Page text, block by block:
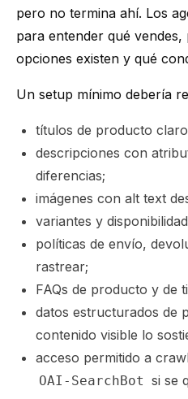
pero no termina ahí. Los
para entender qué vendes,
opciones existen y qué
Un setup mínimo debería
títulos de producto
descripciones con
diferencias;
imágenes con alt text
variantes y
políticas de envío,
rastrear;
FAQs de producto y de
datos estructurados de
contenido visible lo
acceso permitido a
OAI-SearchBot si se